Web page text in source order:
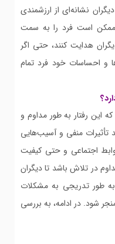
نشانه‌ای از ارزشمندی
ممکن است فرد را به سمت
هدایت کنند، حتی اگر
و احساسات خود فرد تمام
این رفتار به طور مداوم و
منفی و آسیب‌هایی
اجتماعی و حتی کیفیت
در تلاش باشد تا دیگران
به طور تدریجی به مشکلات
شود. در ادامه، به بررسی